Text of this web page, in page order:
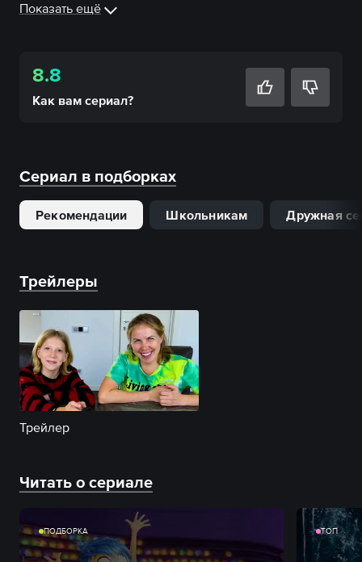
Показать ещё
8.8
Как вам сериал?
Сериал в подборках
Рекомендации Школьникам Дружная
Трейлеры
Трейлер
Читать о сериале
ПОДБОРКА ТОП